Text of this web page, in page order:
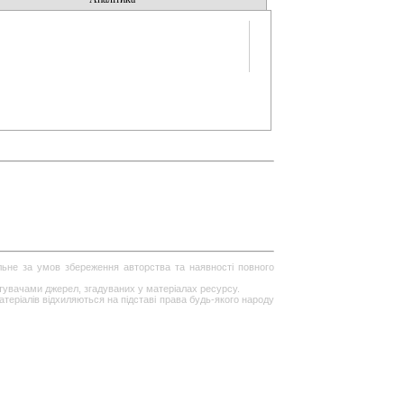
за умов збереження авторства та наявності повного
джерел, згадуваних у матеріалах ресурсу.
відхиляються на підставі права будь-якого народу